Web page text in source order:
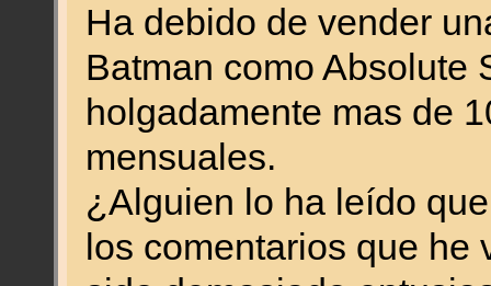
Ha debido de vender
Batman como Absolute
holgadamente mas de
mensuales.
¿Alguien lo ha leído
los comentarios que